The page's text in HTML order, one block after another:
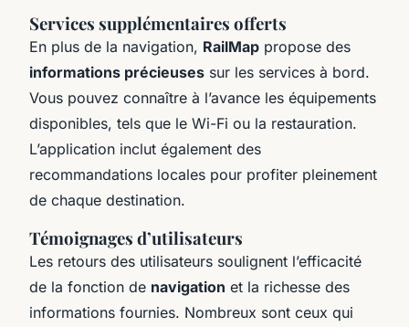
Services supplémentaires offerts
En plus de la navigation, RailMap propose des
informations précieuses sur les services à bord.
Vous pouvez connaître à l’avance les équipements
disponibles, tels que le Wi-Fi ou la restauration.
L’application inclut également des
recommandations locales pour profiter pleinement
de chaque destination.
Témoignages d’utilisateurs
Les retours des utilisateurs soulignent l’efficacité
de la fonction de navigation et la richesse des
informations fournies. Nombreux sont ceux qui